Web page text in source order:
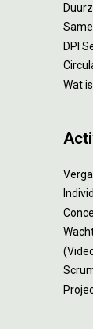
DPI
Wat